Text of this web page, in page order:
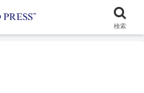
検索